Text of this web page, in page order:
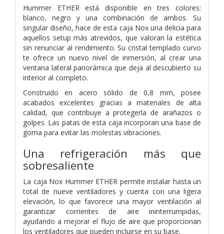
Hummer ETHER está disponible en tres colores:
blanco, negro y una combinación de ambos. Su
singular diseño, hace de esta caja Nox una delicia para
aquellos setup más atrevidos, que valoran la estética
sin renunciar al rendimiento. Su cristal templado curvo
te ofrece un nuevo nivel de inmersión, al crear una
ventana lateral panorámica que deja al descubierto su
interior al completo.
Construido en acero sólido de 0,8 mm, posee
acabados excelentes gracias a materiales de alta
calidad, que contribuye a protegerla de arañazos o
golpes. Las patas de esta caja incorporan una base de
goma para evitar las molestas vibraciones.
Una refrigeración más que
sobresaliente
La caja Nox Hummer ETHER permite instalar hasta un
total de nueve ventiladores y cuenta con una ligera
elevación, lo que favorece una mayor ventilación al
garantizar corrientes de aire ininterrumpidas,
ayudando a mejorar el flujo de aire que proporcionan
los ventiladores que pueden incluirse en su base.